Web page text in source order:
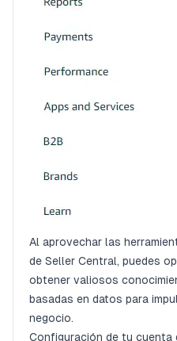
Al aprovechar las
de Seller Central, puedes
obtener valiosos
basadas en datos para
negocio.
Configuración de tu cuenta